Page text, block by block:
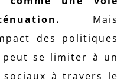
Mais
des politiques
se limiter à un
sociaux à travers le